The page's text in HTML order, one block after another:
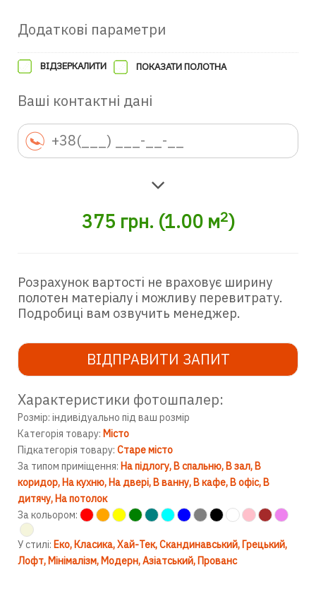
Додаткові параметри
ВІДЗЕРКАЛИТИ ПОКАЗАТИ ПОЛОТНА
Ваші контактні дані
375 грн. (1.00м2)
Розрахунок вартості не враховує ширину
полотен матеріалу і можливу перевитрату.
Подробиці вам озвучить менеджер.
ВІДПРАВИТИ ЗАПИТ
Характеристики фотошпалер:
Розмір: індивідуально під ваш розмір
Категорія товару: Місто
Підкатегорія товару: Старе місто
За типом приміщення: На підлогу В спальню В зал В
коридор На кухню На двері В ванну В кафе В офіс В
дитячу На потолок
За кольором:
У стилі: Еко Класика Хай-Тек Скандинавський Грецький
Лофт Мінімалізм Модерн Азіатський Прованс